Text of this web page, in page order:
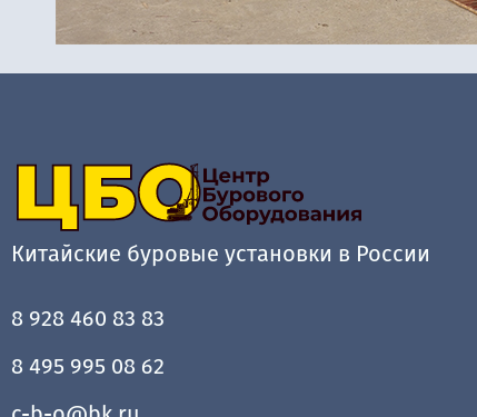
Китайские буровые установки в России
8 928 460 83 83
8 495 995 08 62